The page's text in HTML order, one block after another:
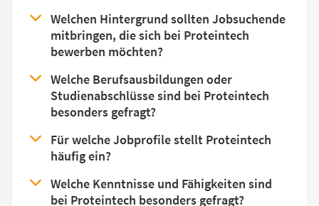
Welchen Hintergrund sollten Jobsuchende
mitbringen, die sich bei Proteintech
bewerben möchten?
Welche Berufsausbildungen oder
Studienabschlüsse sind bei Proteintech
besonders gefragt?
Für welche Jobprofile stellt Proteintech
häufig ein?
Welche Kenntnisse und Fähigkeiten sind
bei Proteintech besonders gefragt?